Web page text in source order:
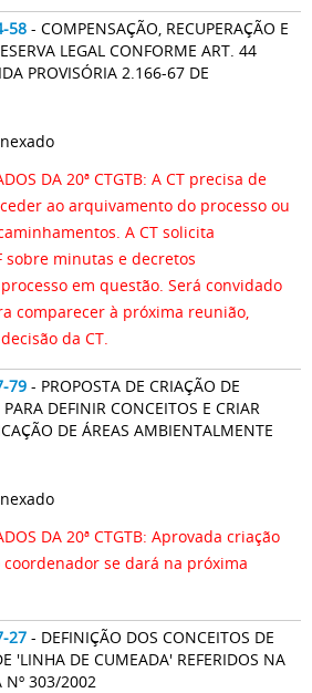
58 - COMPENSAÇÃO, RECUPERAÇÃO E
LEGAL CONFORME ART. 44
PROVISÓRIA 2.166-67 DE
DA 20ª CTGTB: A CT precisa de
ao arquivamento do processo ou
A CT solicita
sobre minutas e decretos
em questão. Será convidado
comparecer à próxima reunião,
da CT.
79 - PROPOSTA DE CRIAÇÃO DE
DEFINIR CONCEITOS E CRIAR
DE ÁREAS AMBIENTALMENTE
DA 20ª CTGTB: Aprovada criação
coordenador se dará na próxima
27 - DEFINIÇÃO DOS CONCEITOS DE
'LINHA DE CUMEADA' REFERIDOS NA
Nº 303/2002